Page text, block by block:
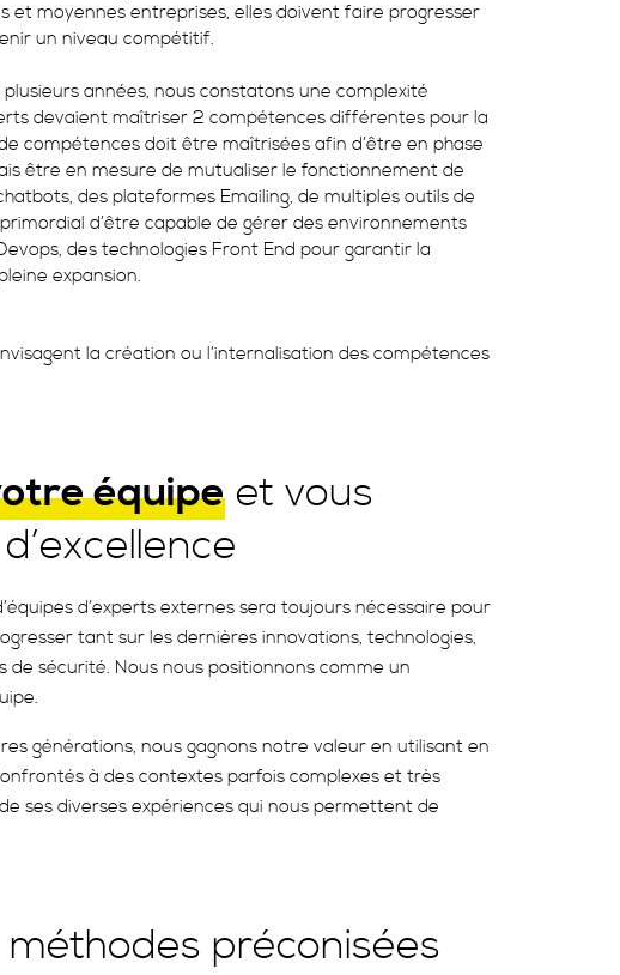
et moyennes entreprises, elles doivent faire progresser
un niveau compétitif.
années, nous constatons une complexité
devaient maîtriser 2 compétences différentes pour la
compétences doit être maîtrisées afin d’être en phase
être en mesure de mutualiser le fonctionnement de
des plateformes Emailing, de multiples outils de
d’être capable de gérer des environnements
des technologies Front End pour garantir la
expansion.
la création ou l’internalisation des compétences
équipe et vous
d’experts externes sera toujours nécessaire pour
tant sur les dernières innovations, technologies,
de sécurité. Nous nous positionnons comme un
générations, nous gagnons notre valeur en utilisant en
à des contextes parfois complexes et très
ses diverses expériences qui nous permettent de
préconisées